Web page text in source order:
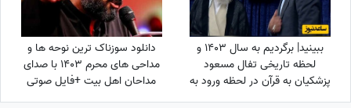
ببینید| برگردیم به سال 1403 و
لحظه تاریخی تفال مسعود
پزشکیان به قرآن در لحظه ورود به
ریاست جمهوری؛ نمایش آیات در
دانلود سوزناک ترین نوحه ها و
مداحی های محرم 1403 با صدای
مداحان اهل بیت +فایل صوتی